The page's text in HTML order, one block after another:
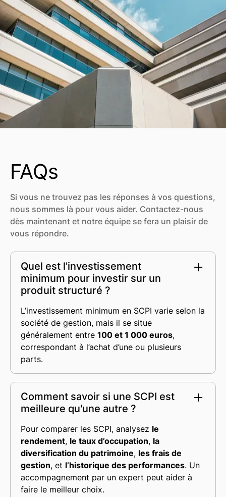
FAQs
Si vous ne trouvez pas les réponses à vos questions,
nous sommes là pour vous aider. Contactez-nous
dès maintenant et notre équipe se fera un plaisir de
vous répondre.
Quel est l'investissement
minimum pour investir sur un
produit structuré ?
L’investissement minimum en SCPI varie selon la
société de gestion, mais il se situe
généralement entre 100 et 1 000 euros,
correspondant à l’achat d’une ou plusieurs
parts.
Comment savoir si une SCPI est
meilleure qu'une autre ?
Pour comparer les SCPI, analysez le
rendement, le taux d’occupation, la
diversification du patrimoine, les frais de
gestion, et l’historique des performances. Un
accompagnement par un expert peut aider à
faire le meilleur choix.